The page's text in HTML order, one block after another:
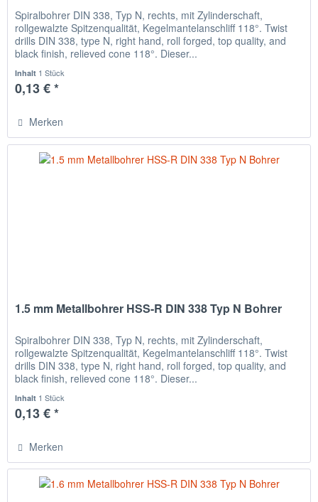
Spiralbohrer DIN 338, Typ N, rechts, mit Zylinderschaft,
rollgewalzte Spitzenqualität, Kegelmantelanschliff 118°. Twist
drills DIN 338, type N, right hand, roll forged, top quality, and
black finish, relieved cone 118°. Dieser...
Inhalt 1 Stück
0,13 € *
Merken
1.5 mm Metallbohrer HSS-R DIN 338 Typ N Bohrer
Spiralbohrer DIN 338, Typ N, rechts, mit Zylinderschaft,
rollgewalzte Spitzenqualität, Kegelmantelanschliff 118°. Twist
drills DIN 338, type N, right hand, roll forged, top quality, and
black finish, relieved cone 118°. Dieser...
Inhalt 1 Stück
0,13 € *
Merken